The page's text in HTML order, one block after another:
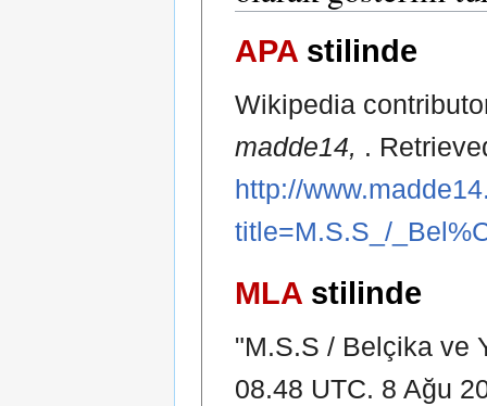
APA stilinde
Wikipedia
madde14, .
http://
title=M.S.S_/
MLA stilinde
"M.S.S / Belçika ve
08.48 UTC. 8 Ağu